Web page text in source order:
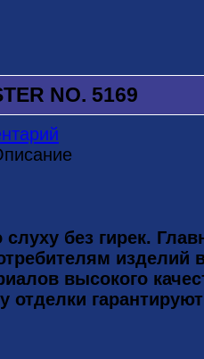
NO. 5169
без гирек.
изделий
высокого
отделки